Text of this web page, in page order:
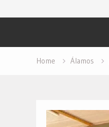
Home Álamos